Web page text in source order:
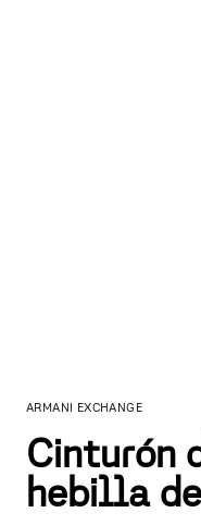
ARMANI EXCHANGE
Cinturón
hebilla